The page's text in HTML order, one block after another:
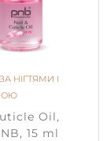
може
залежності
НІГТЯМИ І
Oil,
15 ml